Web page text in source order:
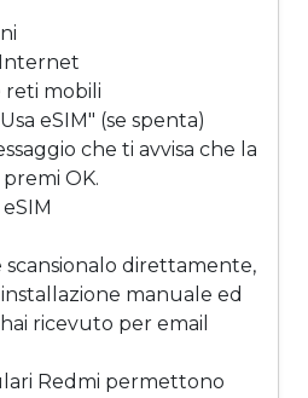
reti mobili
eSIM" (se spenta)
che ti avvisa che la
OK.
scansionalo direttamente,
manuale ed
ricevuto per email
Redmi permettono